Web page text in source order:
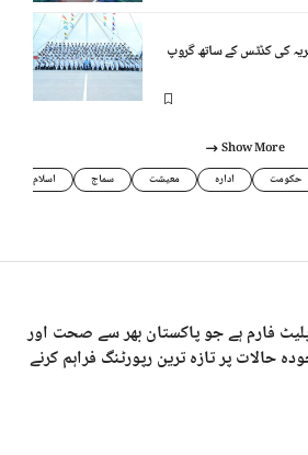
کی کڈٹس کے ساتھ گروپ
Show More
حکومت ادارہ معیشت سماج اسلام
پلیٹ فارم ہے جو پاکستان بھر سے صحت اور
حالات پر تازہ ترین رپورٹنگ فراہم کرنے